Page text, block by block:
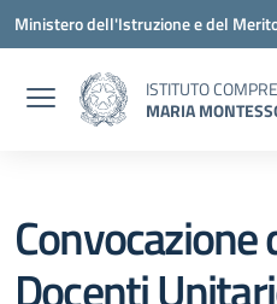
Vai ai contenuti
Vai al menu di navigazione
Vai al footer
Ministero dell'Istruzione e del
ISTITUTO
MARIA
Convocazione